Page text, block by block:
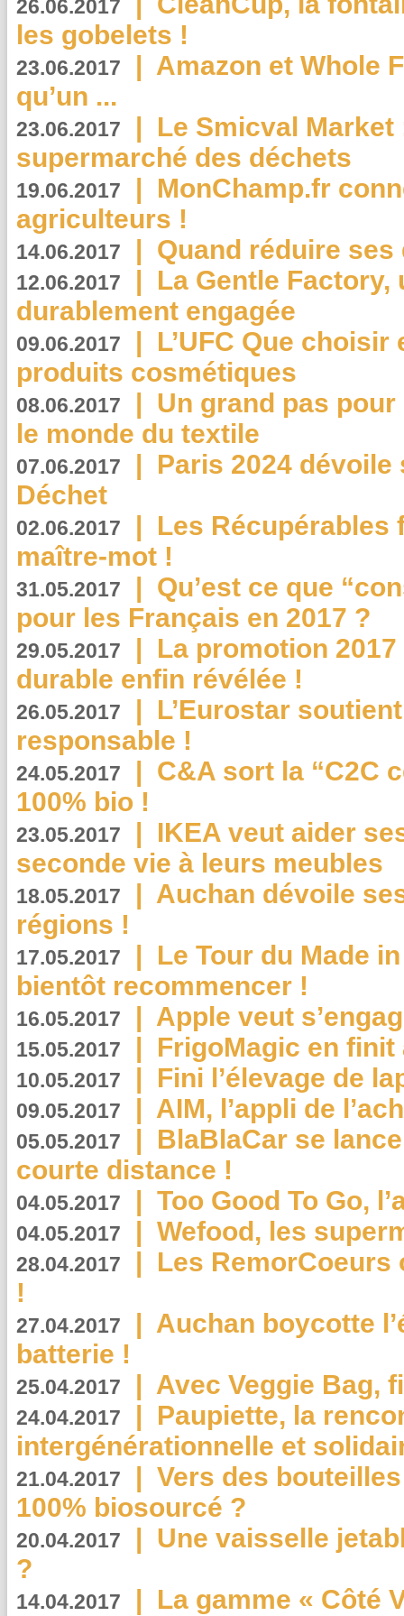
26.06.2017
les gobelets !
23.06.2017 | Amazon et Whole
qu’un ...
23.06.2017 | Le Smicval
supermarché des déchets
19.06.2017 | MonChamp.fr
agriculteurs !
14.06.2017 | Quand réduire
12.06.2017 | La Gentle
durablement engagée
09.06.2017 | L’UFC Que
produits cosmétiques
08.06.2017 | Un grand pas
le monde du textile
07.06.2017 | Paris 2024
Déchet
02.06.2017 | Les Récupérables
maître-mot !
31.05.2017 | Qu’est ce que
pour les Français en 2017 ?
29.05.2017 | La promotion
durable enfin révélée !
26.05.2017 | L’Eurostar
responsable !
24.05.2017 | C&A sort la “C2C
100% bio !
23.05.2017 | IKEA veut aider
seconde vie à leurs meubles
18.05.2017 | Auchan dévoile
régions !
17.05.2017 | Le Tour du Made
bientôt recommencer !
16.05.2017 | Apple veut
15.05.2017 | FrigoMagic en
10.05.2017 | Fini l’élevage de
09.05.2017 | AIM, l’appli de
05.05.2017 | BlaBlaCar se
courte distance !
04.05.2017 | Too Good To Go,
04.05.2017 | Wefood, les
28.04.2017 | Les RemorCoeurs
!
27.04.2017 | Auchan boycotte
batterie !
25.04.2017 | Avec Veggie Bag,
24.04.2017 | Paupiette, la
intergénérationnelle et
21.04.2017 | Vers des
100% biosourcé ?
20.04.2017 | Une vaisselle
?
14.04.2017 | La gamme « Côté